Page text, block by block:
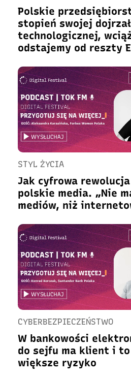
Polskie
stopień swojej
technologicznej,
odstajemy od reszty
STYL ŻYCIA
Jak cyfrowa
polskie media. „Nie
mediów, niż
CYBERBEZPIECZEŃSTWO
W bankowości
do sejfu ma klient i to
większe ryzyko